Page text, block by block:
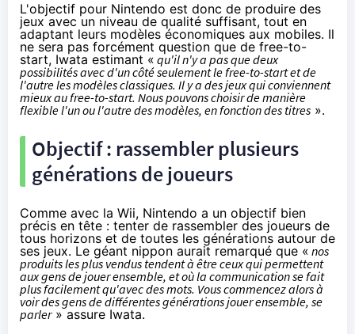
L'objectif pour Nintendo est donc de produire des
jeux avec un niveau de qualité suffisant, tout en
adaptant leurs modèles économiques aux mobiles. Il
ne sera pas forcément question que de free-to-
start, Iwata estimant « qu'il n'y a pas que deux
possibilités avec d'un côté seulement le free-to-start et de
l'autre les modèles classiques. Il y a des jeux qui conviennent
mieux au free-to-start. Nous pouvons choisir de manière
flexible l'un ou l'autre des modèles, en fonction des titres ».
Objectif : rassembler plusieurs
générations de joueurs
Comme avec la Wii, Nintendo a un objectif bien
précis en tête : tenter de rassembler des joueurs de
tous horizons et de toutes les générations autour de
ses jeux. Le géant nippon aurait remarqué que « nos
produits les plus vendus tendent à être ceux qui permettent
aux gens de jouer ensemble, et où la communication se fait
plus facilement qu'avec des mots. Vous commencez alors à
voir des gens de différentes générations jouer ensemble, se
parler» assure Iwata.